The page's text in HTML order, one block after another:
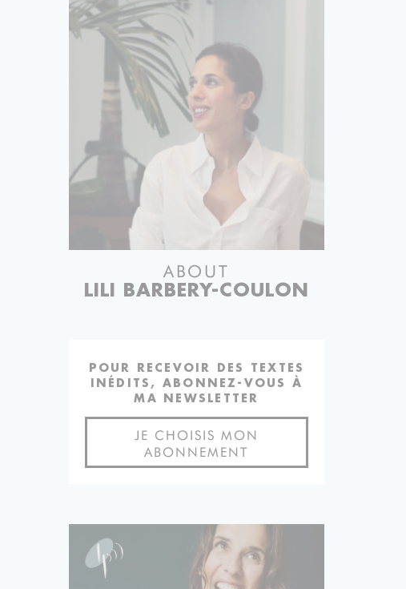
ABOUT
LILI BARBERY-COULON
POUR RECEVOIR DES TEXTES
INÉDITS, ABONNEZ-VOUS À
MA NEWSLETTER
JE CHOISIS MON
ABONNEMENT